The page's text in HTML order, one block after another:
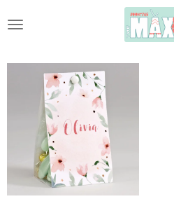
direct
de
hoofdinhoud